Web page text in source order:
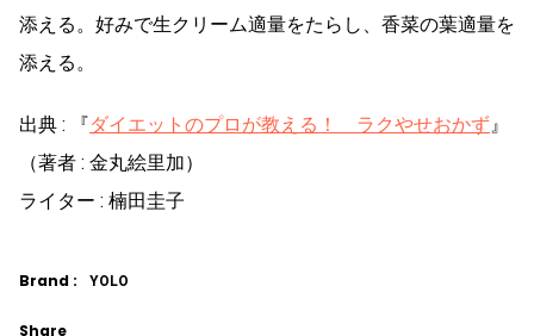
添える。好みで生クリーム適量をたらし、香菜の葉適量を
添える。
出典 : 『ダイエットのプロが教える！ ラクやせおかず』
（著者 : 金丸絵里加）
ライター : 楠田圭子
Brand : YOLO
Share